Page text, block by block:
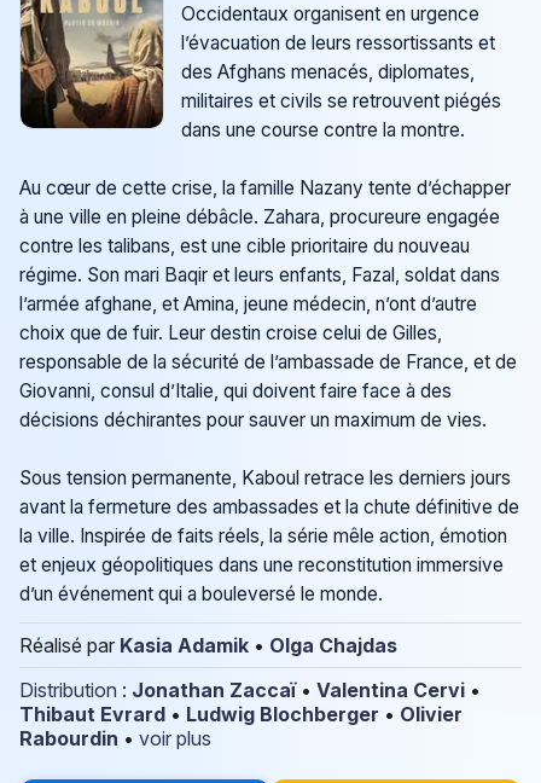
Occidentaux organisent en urgence
l’évacuation de leurs ressortissants et
des Afghans menacés, diplomates,
militaires et civils se retrouvent piégés
dans une course contre la montre.
Au cœur de cette crise, la famille Nazany tente d’échapper
à une ville en pleine débâcle. Zahara, procureure engagée
contre les talibans, est une cible prioritaire du nouveau
régime. Son mari Baqir et leurs enfants, Fazal, soldat dans
l’armée afghane, et Amina, jeune médecin, n’ont d’autre
choix que de fuir. Leur destin croise celui de Gilles,
responsable de la sécurité de l’ambassade de France, et de
Giovanni, consul d’Italie, qui doivent faire face à des
décisions déchirantes pour sauver un maximum de vies.
Sous tension permanente, Kaboul retrace les derniers jours
avant la fermeture des ambassades et la chute définitive de
la ville. Inspirée de faits réels, la série mêle action, émotion
et enjeux géopolitiques dans une reconstitution immersive
d’un événement qui a bouleversé le monde.
Réalisé par Kasia Adamik • Olga Chajdas
Distribution : Jonathan Zaccaï• Valentina Cervi •
Thibaut Evrard • Ludwig Blochberger • Olivier
Rabourdin • voir plus